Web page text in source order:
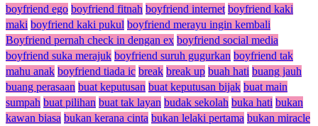
boyfriend ego boyfriend fitnah boyfriend internet boyfriend kaki
maki boyfriend kaki pukul boyfriend merayu ingin kembali
Boyfriend pernah check in dengan ex boyfriend social media
boyfriend suka merajuk boyfriend suruh gugurkan boyfriend tak
mahu anak boyfriend tiada ic break break up buah hati buang jauh
buang perasaan buat keputusan buat keputusan bijak buat main
sumpah buat pilihan buat tak layan budak sekolah buka hati bukan
kawan biasa bukan kerana cinta bukan lelaki pertama bukan miracle